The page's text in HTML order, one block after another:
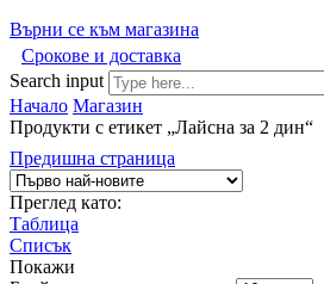
Върни се към магазина
Срокове и доставка
Search input
Начало Магазин
Продукти с етикет „Лайсна за 2 дин“
Предишна страница
Преглед като:
Таблица
Списък
Покажи